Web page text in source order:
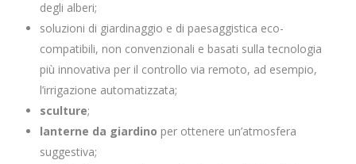
degli alberi;
soluzioni di giardinaggio e di paesaggistica eco-
compatibili, non convenzionali e basati sulla tecnologia
più innovativa per il controllo via remoto, ad esempio,
l’irrigazione automatizzata;
sculture;
lanterne da giardino per ottenere un’atmosfera
suggestiva;